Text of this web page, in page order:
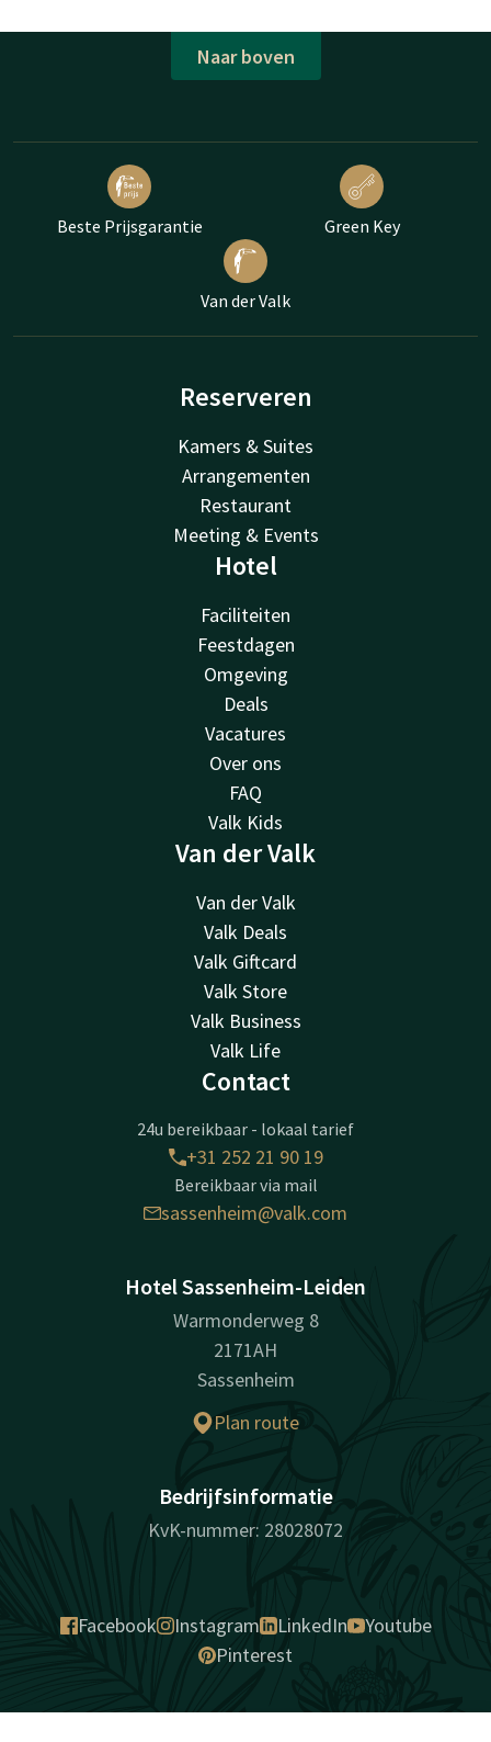
Naar boven
Beste Prijsgarantie Green Key
Van der Valk
Reserveren
Kamers & Suites
Arrangementen
Restaurant
Meeting & Events
Hotel
Faciliteiten
Feestdagen
Omgeving
Deals
Vacatures
Over ons
FAQ
Valk Kids
Van der Valk
Van der Valk
Valk Deals
Valk Giftcard
Valk Store
Valk Business
Valk Life
Contact
24u bereikbaar - lokaal tarief
+31 252 21 90 19
Bereikbaar via mail
sassenheim@valk.com
Hotel Sassenheim-Leiden
Warmonderweg 8
2171AH
Sassenheim
Plan route
Bedrijfsinformatie
KvK-nummer: 28028072
Facebook Instagram LinkedIn
Youtube
Pinterest